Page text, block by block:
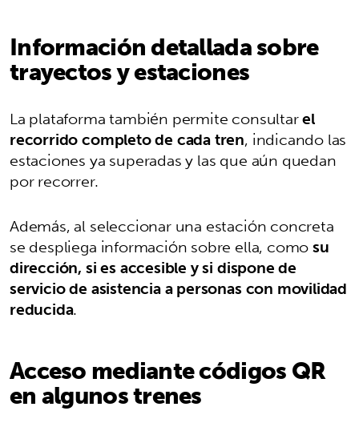
Información detallada sobre
trayectos y estaciones
La plataforma también permite consultarel
recorrido completo de cada tren, indicando las
estaciones ya superadas y las que aún quedan
por recorrer.
Además, al seleccionar una estación concreta
se despliega información sobre ella, comosu
dirección, si es accesible y si dispone de
servicio de asistencia a personas con movilidad
reducida.
Acceso mediante códigos QR
en algunos trenes